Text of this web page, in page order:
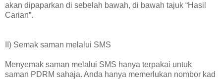
akan dipaparkan di sebelah bawah, di bawah tajuk “Hasil
Carian”.
II) Semak saman melalui SMS
Menyemak saman melalui SMS hanya terpakai untuk
saman PDRM sahaja. Anda hanya memerlukan nombor kad